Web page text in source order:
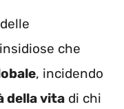
che
, incidendo
della vita di chi